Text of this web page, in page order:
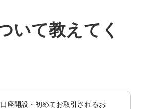
いて教えてく
口座開設・初めてお取引されるお